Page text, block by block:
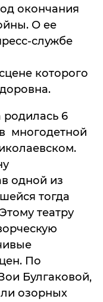
окончания
О ее
службе
которого
6
в многодетной
одной из
тогда
театру
По
Булгаковой,
озорных